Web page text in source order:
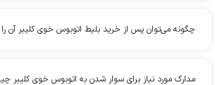
چگونه می‌توان پس از خرید بلیط اتوبوس خوی کلیبر آن
مدارک مورد نیاز برای سوار شدن به اتوبوس خوی کلیبر